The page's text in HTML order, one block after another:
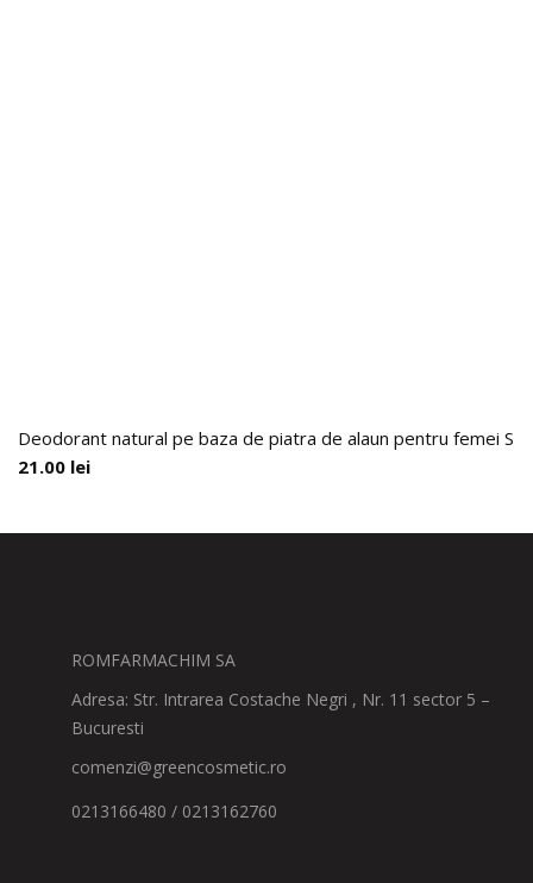
Deodorant natural pe baza de piatra de alaun pentru femei
21.00 lei
ROMFARMACHIM SA
Adresa: Str. Intrarea Costache Negri , Nr. 11 sector 5 –
Bucuresti
comenzi@greencosmetic.ro
0213166480 / 0213162760